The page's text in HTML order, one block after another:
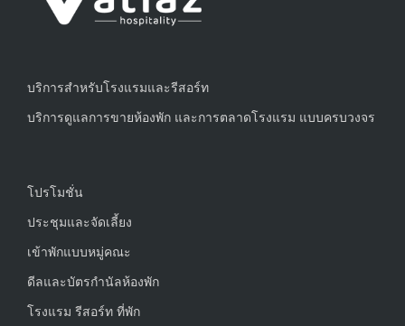
บริการสำหรับโรงแรมและรีสอร์ท
บริการดูแลการขายห้องพัก และการตลาดโรงแรม แบบครบวงจร
โปรโมชั่น
ประชุมและจัดเลี้ยง
เข้าพักแบบหมู่คณะ
ดีลและบัตรกำนัลห้องพัก
โรงแรม รีสอร์ท ที่พัก